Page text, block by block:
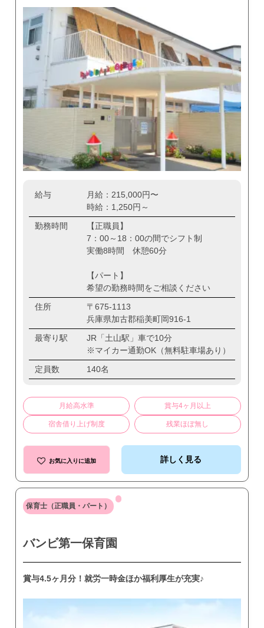
給与
月給：215,000円〜
時給：1,250円～
勤務時間
【正職員】
7：00～18：00の間でシフト制
実働8時間 休憩60分
【パート】
希望の勤務時間をご相談ください
住所
〒675-1113
兵庫県加古郡稲美町岡916-1
最寄り駅
JR「土山駅」車で10分
※マイカー通勤OK（無料駐車場あり）
定員数
140名
月給高水準 賞与4ヶ月以上
宿舎借り上げ制度 残業ほぼ無し
お気に入りに追加 詳しく見る
保育士（正職員・パート）
バンビ第一保育園
賞与4.5ヶ月分！就労一時金ほか福利厚生が充実♪